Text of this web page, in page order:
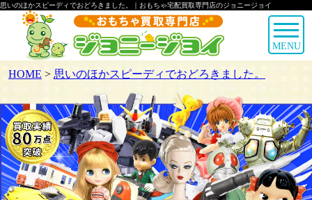
思いのほかスピーディでおどろきました。｜おもちゃ宅配買取専門店のジョニージョイ
MENU
HOME > 思いのほかスピーディでおどろきました。